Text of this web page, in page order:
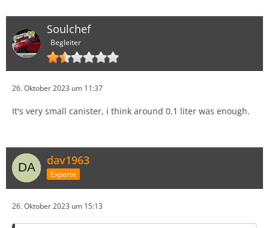
Soulchef
Begleiter
26. Oktober 2023 um 11:37
It's very small canister, i think around 0.1 liter was enough.
dav1963
Experte
26. Oktober 2023 um 15:13